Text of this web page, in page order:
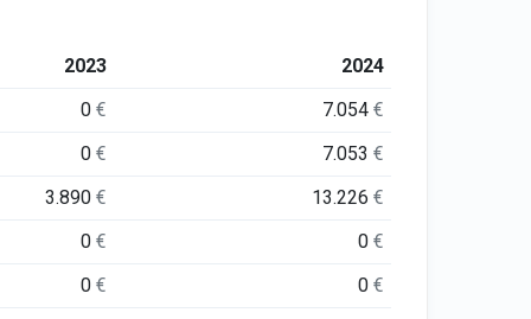
2023
2024
0€ 7.054€
0€ 7.053€
3.890€ 13.226€
0€ 0€
0€ 0€